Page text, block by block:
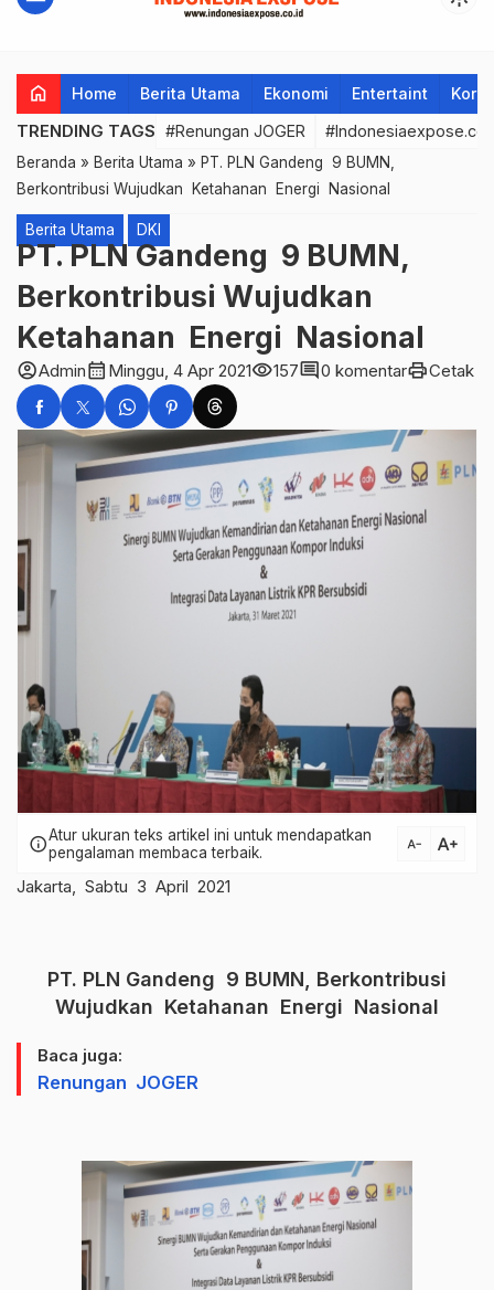
home Home Berita Utama Ekonomi Entertaint
TRENDING TAGS #Renungan JOGER
Beranda » Berita Utama » PT. PLN Gandeng 9 BUMN,
Berkontribusi Wujudkan Ketahanan Energi Nasional
Berita Utama DKI
PT. PLN Gandeng 9 BUMN,
Berkontribusi Wujudkan
Ketahanan Energi Nasional
account_circleAdmincalendar_month Minggu, 4 Apr 2021visibility157comment0 komentarprintCetak
infoAtur ukuran teks artikel ini untuk mendapatkan
pengalaman membaca terbaik.
text_decrease text_increase
Jakarta, Sabtu 3 April 2021
PT. PLN Gandeng 9 BUMN, Berkontribusi
Wujudkan Ketahanan Energi Nasional
Baca juga:
Renungan JOGER